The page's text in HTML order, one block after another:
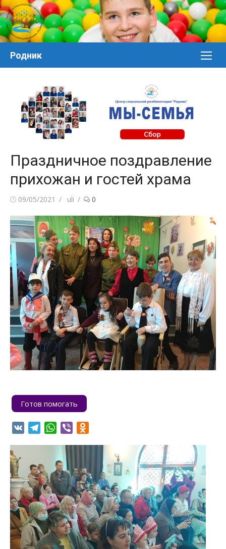
Перейти
к
контенту
Родник
Праздничное поздравление
прихожан и гостей храма
Posted
09/05/2021 Author
uli 0
Готов помогать
VK TelegramWhatsApp
Viber